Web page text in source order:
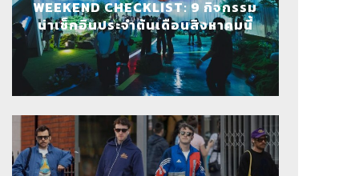
WEEKEND CHECKLIST: 9 กิจกรรม
น่าเช็กอินประจำต้นเดือนสิงหาคมนี้